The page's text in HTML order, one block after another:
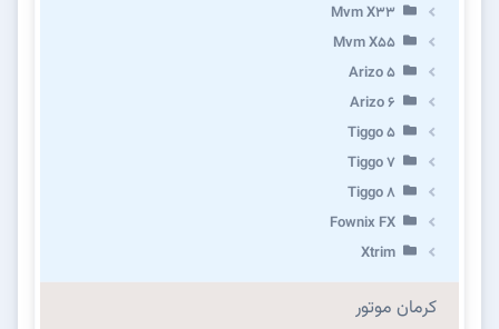
Mvm X33
Mvm X55
Arizo 5
Arizo 6
Tiggo 5
Tiggo 7
Tiggo 8
Fownix FX
Xtrim
کرمان موتور